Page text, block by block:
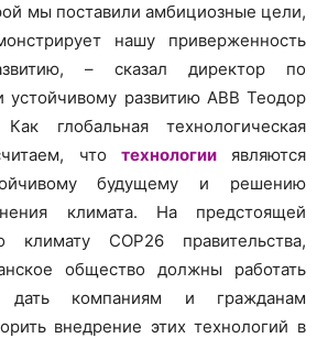
мы поставили амбициозные цели,
нашу приверженность
– сказал директор по
устойчивому развитию ABB Теодор
глобальная технологическая
что технологииявляются
будущему и решению
климата. На предстоящей
климату COP26 правительства,
общество должны работать
дать компаниям и гражданам
внедрение этих технологий в